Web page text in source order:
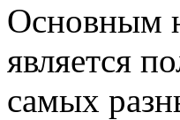
Основным
является
самых